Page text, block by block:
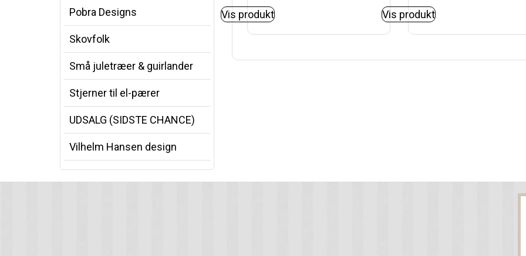
Pobra Designs
Skovfolk
Små juletræer & guirlander
Stjerner til el-pærer
UDSALG (SIDSTE CHANCE)
Vilhelm Hansen design
Vis produkt Vis produkt